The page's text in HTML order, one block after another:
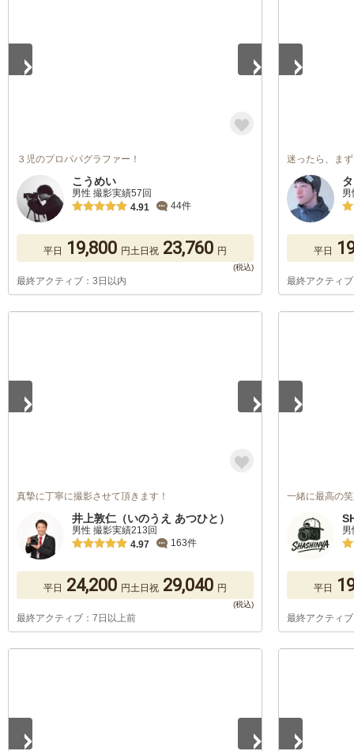
３児のプロパパグラファー！
こうめい
男性 撮影実績57回
4.91
44件
平日 19,800 円土日祝 23,760 円
最終アクティブ：3日以内
迷ったら、ま
平日
最終アクティ
真摯に丁寧に撮影させて頂きます！
井上敦仁（いのうえ あつひと）
男性 撮影実績213回
4.97
163件
平日 24,200 円土日祝 29,040 円
最終アクティブ：7日以上前
一緒に最高の
平日
最終アクティ